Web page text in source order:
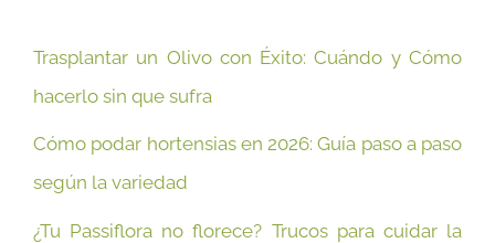
Trasplantar un Olivo con Éxito: Cuándo y Cómo
hacerlo sin que sufra
Cómo podar hortensias en 2026: Guía paso a paso
según la variedad
¿Tu Passiflora no florece? Trucos para cuidar la